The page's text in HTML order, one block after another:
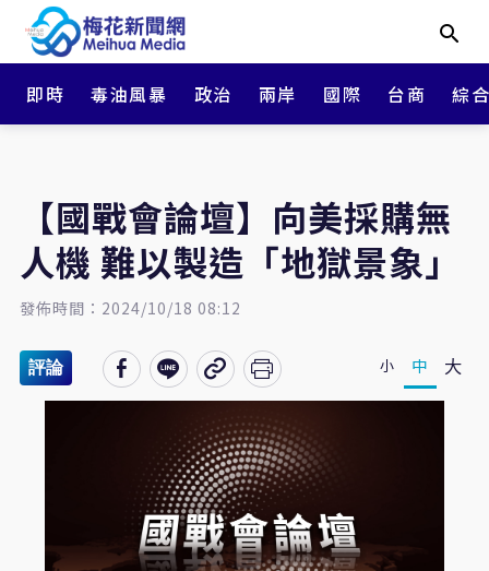
即時 毒油風暴 政治 兩岸 國際 台商 綜
【國戰會論壇】向美採購無
人機 難以製造「地獄景象」
發佈時間：2024/10/18 08:12
評論 小 中 大